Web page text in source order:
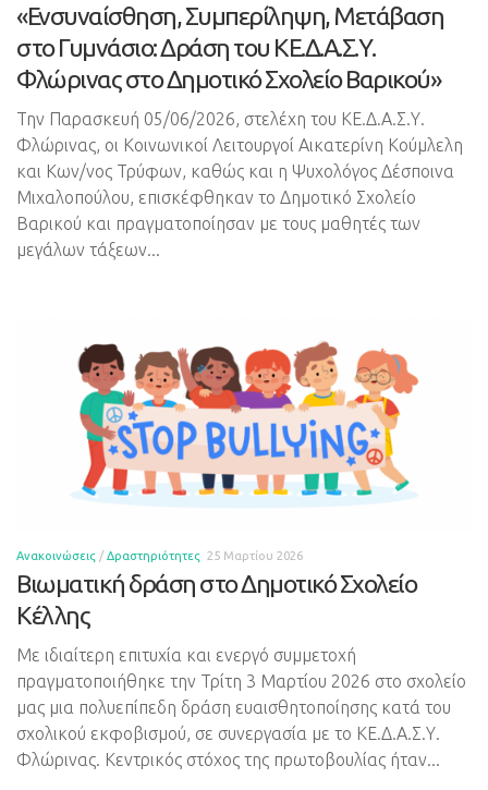
«Ενσυναίσθηση, Συμπερίληψη, Μετάβαση
στο Γυμνάσιο: Δράση του ΚΕ.Δ.Α.Σ.Υ.
Φλώρινας στο Δημοτικό Σχολείο Βαρικού»
Την Παρασκευή 05/06/2026, στελέχη του ΚΕ.Δ.Α.Σ.Υ.
Φλώρινας, οι Κοινωνικοί Λειτουργοί Αικατερίνη Κούμλελη
και Κων/νος Τρύφων, καθώς και η Ψυχολόγος Δέσποινα
Μιχαλοπούλου, επισκέφθηκαν το Δημοτικό Σχολείο
Βαρικού και πραγματοποίησαν με τους μαθητές των
μεγάλων τάξεων...
Ανακοινώσεις / Δραστηριότητες 25 Μαρτίου 2026
Βιωματική δράση στο Δημοτικό Σχολείο
Κέλλης
Με ιδιαίτερη επιτυχία και ενεργό συμμετοχή
πραγματοποιήθηκε την Τρίτη 3 Μαρτίου 2026 στο σχολείο
μας μια πολυεπίπεδη δράση ευαισθητοποίησης κατά του
σχολικού εκφοβισμού, σε συνεργασία με το ΚΕ.Δ.Α.Σ.Υ.
Φλώρινας. Κεντρικός στόχος της πρωτοβουλίας ήταν...